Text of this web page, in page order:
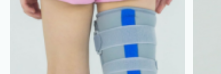
Este esențial ca produsul să fie utilizat doar la
recomandarea și în conformitate cu indicațiile
unui medic sau fizioterapeut.Selectarea unei
mărimi incorecte poate reduce eficiența terapiei,
poate provoca disconfort și o postură greșită a
corpului. Prin urmare, alegerea mărimii corecte,